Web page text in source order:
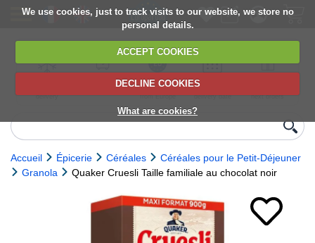
We use cookies, just to track visits to our website, we store no
personal details.
ACCEPT COOKIES
DECLINE COOKIES
What are cookies?
delivery
6,000+ products
Direct import
from Europe
Choose your
delivery date
next orders
Accueil Épicerie Céréales
Céréales pour le Petit-Déjeuner
Granola
Quaker Cruesli Taille familiale au chocolat noir